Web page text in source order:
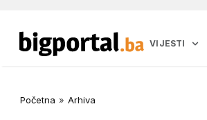
VIJESTI
Početna » Arhiva